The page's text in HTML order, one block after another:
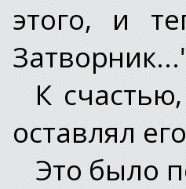
этого, и
К
оставлял
Это было